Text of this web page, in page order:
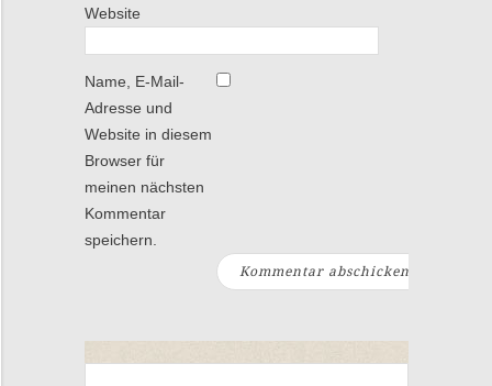
Website
Name, E-Mail-
Adresse und
Website in diesem
Browser für
meinen nächsten
Kommentar
speichern.